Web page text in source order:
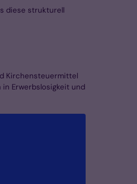
diese strukturell
Kirchensteuermittel
Erwerbslosigkeit und